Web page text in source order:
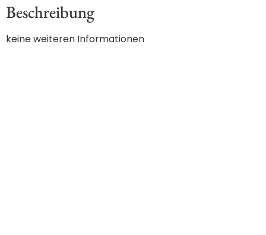
Beschreibung
keine weiteren Informationen